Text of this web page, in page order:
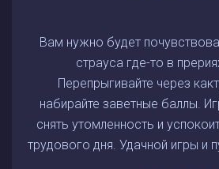
Вам нужно будет
страуса где-то в
Перепрыгивайте через
набирайте заветные баллы.
снять утомленность и
трудового дня. Удачной игры и